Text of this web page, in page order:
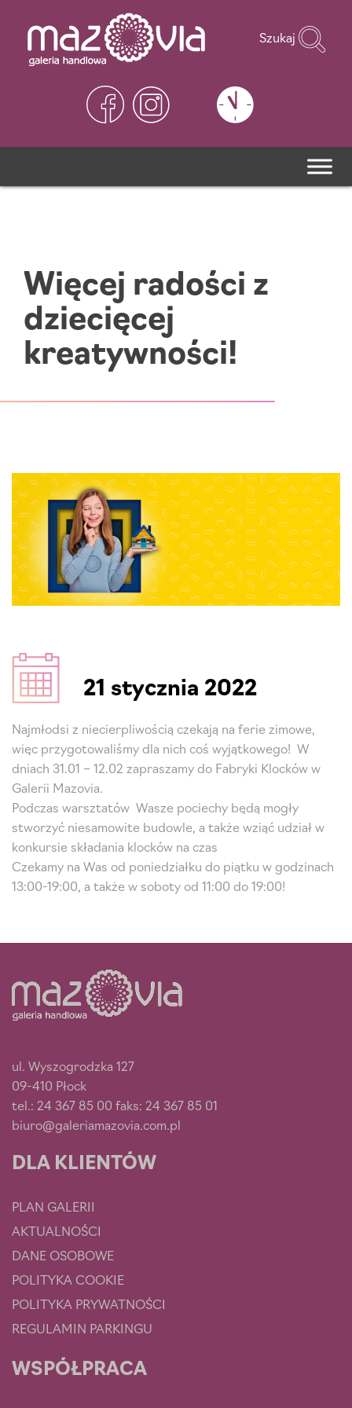
Szukaj
Więcej radości z
dziecięcej
kreatywności!
21 stycznia 2022
Najmłodsi z niecierpliwością czekają na ferie zimowe,
więc przygotowaliśmy dla nich coś wyjątkowego! W
dniach 31.01 – 12.02 zapraszamy do Fabryki Klocków w
Galerii Mazovia. ​
Podczas warsztatów Wasze pociechy będą mogły
stworzyć niesamowite budowle, a także wziąć udział w
konkursie składania klocków na czas​
Czekamy na Was od poniedziałku do piątku w godzinach
13:00-19:00, a także w soboty od 11:00 do 19:00!
ul. Wyszogrodzka 127
09-410 Płock
tel.: 24 367 85 00 faks: 24 367 85 01
biuro@galeriamazovia.com.pl
DLA KLIENTÓW
PLAN GALERII
AKTUALNOŚCI
DANE OSOBOWE
POLITYKA COOKIE
POLITYKA PRYWATNOŚCI
REGULAMIN PARKINGU
WSPÓŁPRACA